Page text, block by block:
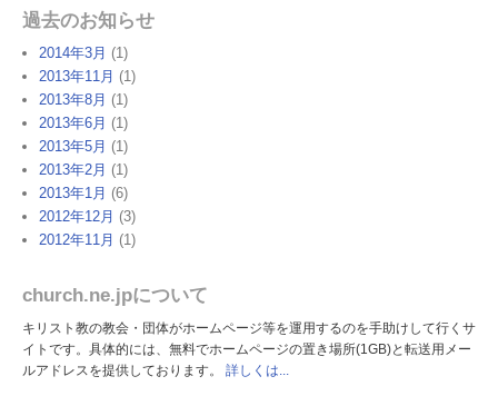
過去のお知らせ
2014年3月 (1)
2013年11月 (1)
2013年8月 (1)
2013年6月 (1)
2013年5月 (1)
2013年2月 (1)
2013年1月 (6)
2012年12月 (3)
2012年11月 (1)
church.ne.jpについて
キリスト教の教会・団体がホームページ等を運用するのを手助けして行くサ
イトです。具体的には、無料でホームページの置き場所(1GB)と転送用メー
ルアドレスを提供しております。 詳しくは...